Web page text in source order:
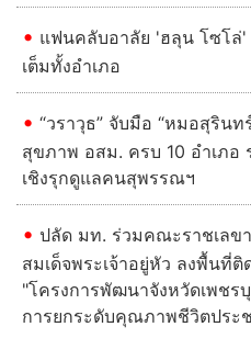
แฟนคลับอาลัย 'ฮลุน โซโล่
เต็มทั้งอำเภอ
“วราวุธ” จับมือ “หมอสุรินท
สุขภาพ อสม. ครบ 10 อำเภอ
เชิงรุกดูแลคนสุพรรณฯ
ปลัด มท. ร่วมคณะราชเลข
สมเด็จพระเจ้าอยู่หัว ลงพื้นที่
"โครงการพัฒนาจังหวัดเพชร
การยกระดับคุณภาพชีวิตประ